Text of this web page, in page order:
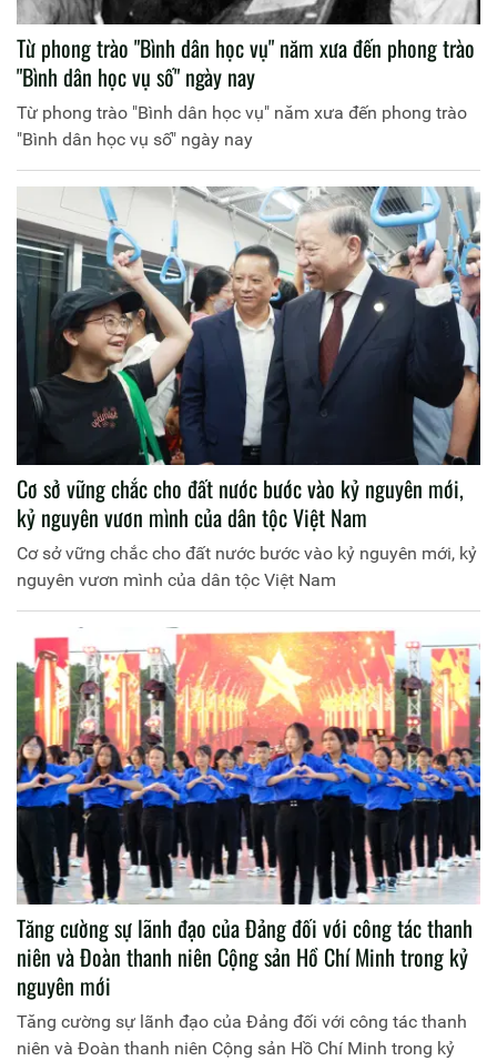
Từ phong trào "Bình dân học vụ" năm xưa đến phong trào
"Bình dân học vụ số" ngày nay
Từ phong trào "Bình dân học vụ" năm xưa đến phong trào
"Bình dân học vụ số" ngày nay
Cơ sở vững chắc cho đất nước bước vào kỷ nguyên mới,
kỷ nguyên vươn mình của dân tộc Việt Nam
Cơ sở vững chắc cho đất nước bước vào kỷ nguyên mới, kỷ
nguyên vươn mình của dân tộc Việt Nam
Tăng cường sự lãnh đạo của Đảng đối với công tác thanh
niên và Đoàn thanh niên Cộng sản Hồ Chí Minh trong kỷ
nguyên mới
Tăng cường sự lãnh đạo của Đảng đối với công tác thanh
niên và Đoàn thanh niên Cộng sản Hồ Chí Minh trong kỷ